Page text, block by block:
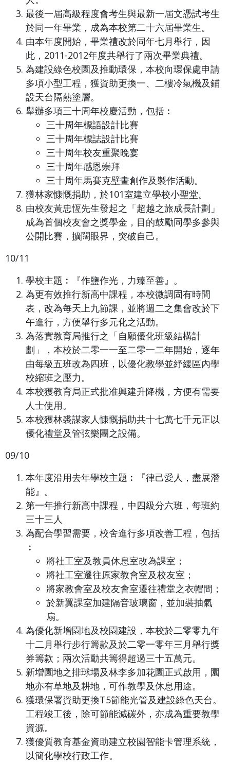
最後一屆高級程度會考生與最新一屆文憑試考生
於同一年畢業，成為本校第二十六屆畢業生。
由本年度開始，畢業禮改於同年七月舉行，因
此，2011-2012年度共舉行了兩次畢業典禮。
為建設綠色校園及推動環保，本校向環保處申請
多項小型工程，獲資助更換一、二樓冷氣機及鋪
設天台隔熱塗層。
舉辦多項三十周年校慶活動，包括︰
三十周年標語設計比賽
三十周年標誌設計比賽
三十周年校友重聚晚宴
三十周年感恩崇拜
三十周年馬賽克壁畫創作及製作活動。
獲林家慷慨捐助，於101室建立學校小聖堂。
由校友黃忠恆先生發起之「超越之旅成長計劃」
成為首個校友會之獎學金，目的鼓勵同學多參與
公開比賽，擴闊眼界，突破自己。
10/11
學校主題︰『作鹽作光，力臻至善』。
為更有效推行新高中課程，本校微調固有時間
表，改為每天上九節課，並將週二之集會改於下
午進行，方便舉行多元化之活動。
為落實教育局推行之「自願優化班級結構計
劃」，本校於二零一一至二零一二年開始，逐年
由每級五班改為四班，以優化教學並紓緩區內學
校縮班之壓力。
本校獲教育局正式批准興建升降機，方便有需要
人士使用。
本校獲林裘謀家人慷慨捐助共十七萬七千元正以
優化禮堂及管弦樂團之設備。
09/10
本年度沿用去年學校主題︰『律己愛人，盡展潛
能』。
第一年推行新高中課程，中四級分六班，每班約
三十三人
為配合學習需要，校舍進行多項改善工程，包括
︰
將社工室及教員休息室改為課室；
將社工室遷往原家教會室及校友室；
將家教會室及校友會室遷往禮堂之衣帽間；
於新翼課室加建隔音玻璃窗，並加裝抽氣
扇。
為優化新增園地及校園建設，本校於二零零九年
十二月舉行步行籌款及於二零一零年三月舉行獎
券籌款；兩次活動共籌得超過三十五萬元。
新增園地之排球場及林李多加花園正式啟用，園
地亦有草地及耕地，可作教學及休息用途。
獲環保署資助更換T5節能光管及建設綠色天台。
工程竣工後，除可節能減碳外，亦成為重要教學
資源。
獲優質教育基金資助建立校園智能卡管理系統，
以簡化學校行政工作。